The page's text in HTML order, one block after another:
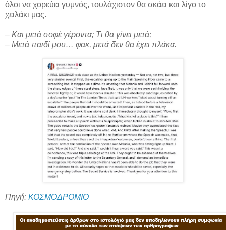
όλοι να χορεύει γυμνός, τουλάχιστον θα σκάει και λίγο το
χειλάκι μας.
– Και μετά σοφέ γέροντα; Τι θα γίνει μετά;
– Μετά παιδί μου… φακ, μετά δεν θα έχει πλάκα.
Πηγή: ΚΟΣΜΟΔΡΟΜΙΟ